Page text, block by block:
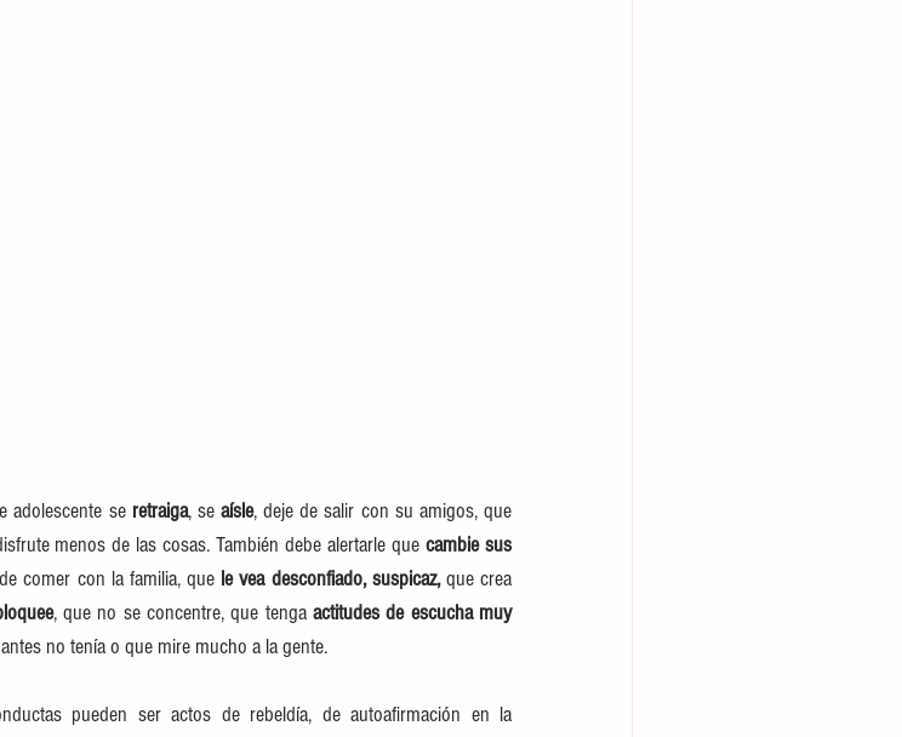
adolescente se retraiga, se aísle, deje de salir con su amigos, que
menos de las cosas. También debe alertarle que cambie sus
comer con la familia, que le vea desconfiado, suspicaz, que crea
, que no se concentre, que tenga actitudes de escucha muy
no tenía o que mire mucho a la gente.
pueden ser actos de rebeldía, de autoafirmación en la